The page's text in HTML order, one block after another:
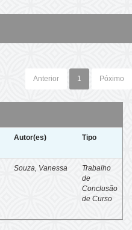
Anterior 1 Póximo
Autor(es) Tipo
Souza, Vanessa
Trabalho
de
Conclusão
de Curso